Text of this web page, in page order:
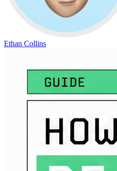
Ethan Collins